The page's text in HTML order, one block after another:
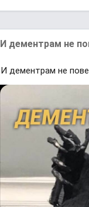
И дементрам не
И дементрам не